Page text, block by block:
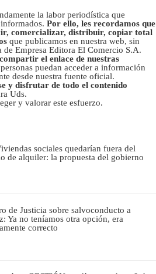
la labor periodística que
Por ello, les recordamos que
comercializar, distribuir, copiar total
que publicamos en nuestra web, sin
Empresa Editora El Comercio S.A.
el enlace de nuestras
puedan acceder a información
desde nuestra fuente oficial.
y disfrutar de todo el contenido
Uds.
y valorar este esfuerzo.
sociales quedarían fuera del
de alquiler: la propuesta del gobierno
de Justicia sobre salvoconducto a
Ya no teníamos otra opción, era
correcto